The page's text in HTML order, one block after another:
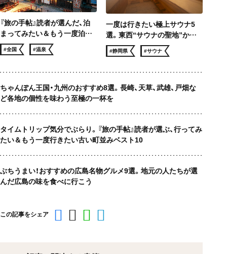
『旅の手帖』読者が選んだ、泊
まってみたい＆もう一度泊ま
りたい 温泉宿ベスト10
#全国 #温泉
一度は行きたい極上サウナ5
選。東西“サウナの聖地”から
サウナー憧れのロケ地まで、冬
でも滝汗！
#静岡県 #サウナ
ちゃんぽん王国・九州のおすすめ8選。長崎、天草、武雄、戸畑な
ど各地の個性を味わう至極の一杯を
タイムトリップ気分でぶらり。『旅の手帖』読者が選ぶ、行ってみ
たい＆もう一度行きたい古い町並みベスト10
ぶちうまい！おすすめの広島名物グルメ9選。地元の人たちが選
んだ広島の味を食べに行こう
この記事をシェア